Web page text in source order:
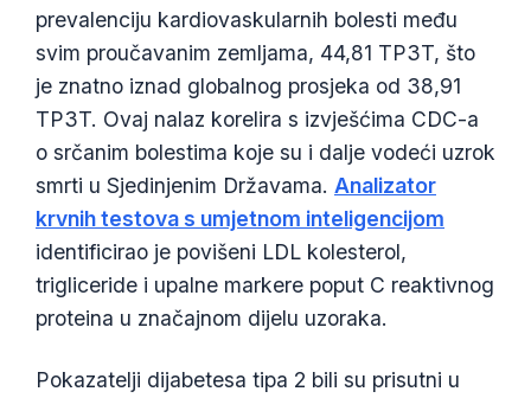
prevalenciju kardiovaskularnih bolesti među
svim proučavanim zemljama, 44,81 TP3T, što
je znatno iznad globalnog prosjeka od 38,91
TP3T. Ovaj nalaz korelira s izvješćima CDC-a
o srčanim bolestima koje su i dalje vodeći uzrok
smrti u Sjedinjenim Državama. Analizator
krvnih testova s umjetnom inteligencijom
identificirao je povišeni LDL kolesterol,
trigliceride i upalne markere poput C reaktivnog
proteina u značajnom dijelu uzoraka.
Pokazatelji dijabetesa tipa 2 bili su prisutni u